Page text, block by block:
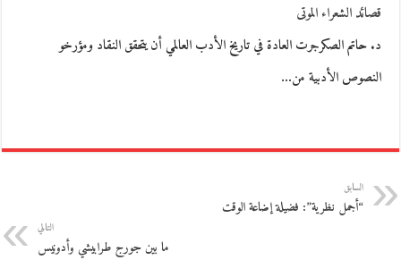
قصائد الشعراء الموتى
د. حاتم الصكرجرت العادة في تاريخ الأدب العالمي أن يتحقق النقاد ومؤرخو
النصوص الأدبية من…
السابق
“أجمل نظرية”: فضيلة إضاعة الوقت
التالي
ما بين جورج طرابيشي وأدونيس